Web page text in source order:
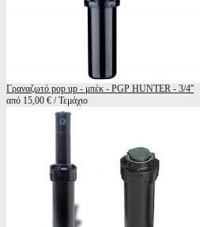
Γραναζωτό pop up - μπέκ - PGP HUNTER - 3/4''
από 15,00 € / Τεμάχιο